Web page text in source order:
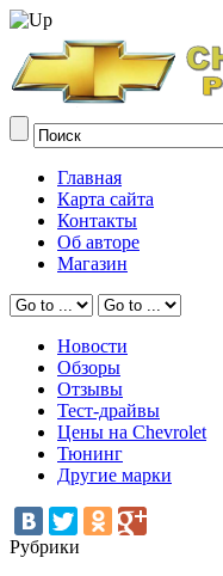
Главная
Карта сайта
Контакты
Об авторе
Магазин
Новости
Обзоры
Отзывы
Тест-драйвы
Цены на Chevrolet
Тюнинг
Другие марки
Рубрики